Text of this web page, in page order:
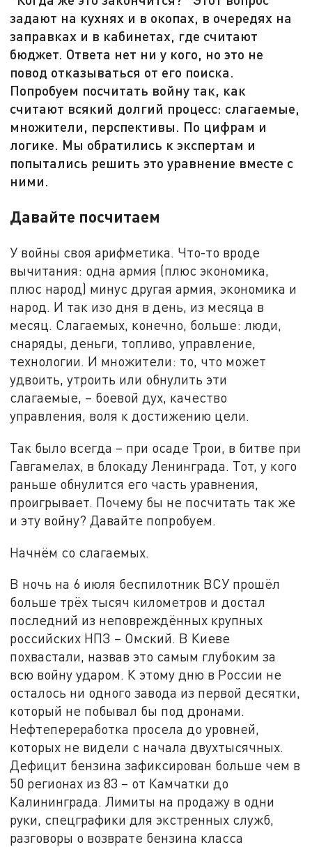
задают на кухнях и в окопах, в очередях на
заправках и в кабинетах, где считают
бюджет. Ответа нет ни у кого, но это не
повод отказываться от его поиска.
Попробуем посчитать войну так, как
считают всякий долгий процесс: слагаемые,
множители, перспективы. По цифрам и
логике. Мы обратились к экспертам и
попытались решить это уравнение вместе с
ними.
Давайте посчитаем
У войны своя арифметика. Что-то вроде
вычитания: одна армия (плюс экономика,
плюс народ) минус другая армия, экономика и
народ. И так изо дня в день, из месяца в
месяц. Слагаемых, конечно, больше: люди,
снаряды, деньги, топливо, управление,
технологии. И множители: то, что может
удвоить, утроить или обнулить эти
слагаемые, – боевой дух, качество
управления, воля к достижению цели.
Так было всегда – при осаде Трои, в битве при
Гавгамелах, в блокаду Ленинграда. Тот, у кого
раньше обнулится его часть уравнения,
проигрывает. Почему бы не посчитать так же
и эту войну? Давайте попробуем.
Начнём со слагаемых.
В ночь на 6 июля беспилотник ВСУ прошёл
больше трёх тысяч километров и достал
последний из неповреждённых крупных
российских НПЗ – Омский. В Киеве
похвастали, назвав это самым глубоким за
всю войну ударом. К этому дню в России не
осталось ни одного завода из первой десятки,
который не побывал бы под дронами.
Нефтепереработка просела до уровней,
которых не видели с начала двухтысячных.
Дефицит бензина зафиксирован больше чем в
50 регионах из 83 – от Камчатки до
Калининграда. Лимиты на продажу в одни
руки, спецграфики для экстренных служб,
разговоры о возврате бензина класса